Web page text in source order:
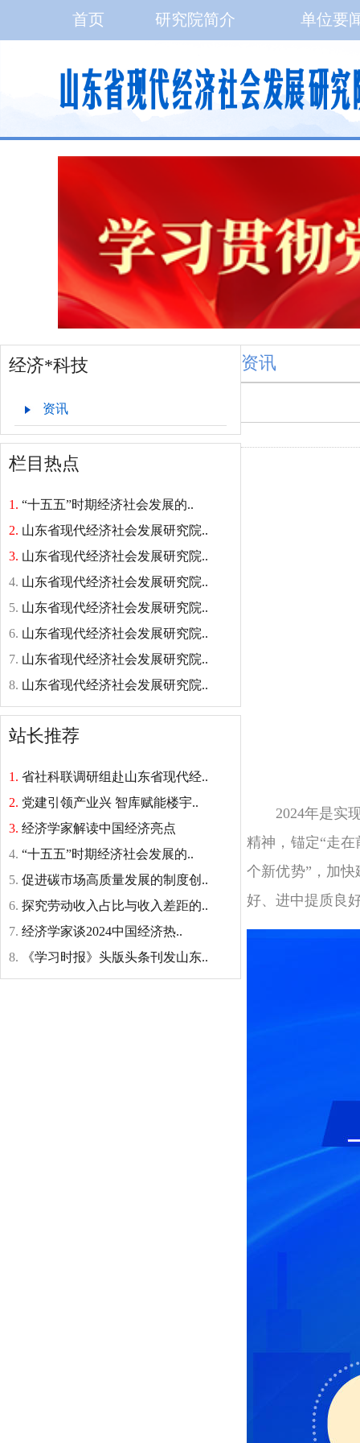
首页 研究院简介 单位要
经济*科技
资讯
栏目热点
1. “十五五”时期经济社会发展的..
2. 山东省现代经济社会发展研究院..
3. 山东省现代经济社会发展研究院..
4. 山东省现代经济社会发展研究院..
5. 山东省现代经济社会发展研究院..
6. 山东省现代经济社会发展研究院..
7. 山东省现代经济社会发展研究院..
8. 山东省现代经济社会发展研究院..
站长推荐
1. 省社科联调研组赴山东省现代经..
2. 党建引领产业兴 智库赋能楼宇..
3. 经济学家解读中国经济亮点
4. “十五五”时期经济社会发展的..
5. 促进碳市场高质量发展的制度创..
6. 探究劳动收入占比与收入差距的..
7. 经济学家谈2024中国经济热..
8.
《学习时报》头版头条刊发山东..
资讯
2024年是实现“
精神，锚定“走
个新优势”，加
好、进中提质良